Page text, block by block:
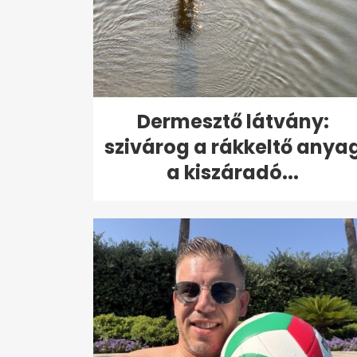
Dermesztő látvány:
szivárog a rákkeltő
a kiszáradó...